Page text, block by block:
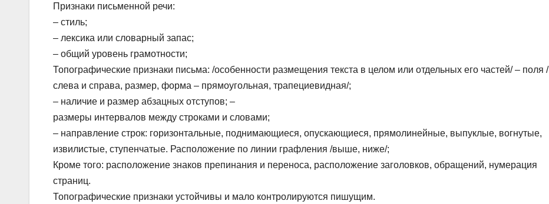
Признаки письменной речи:
– стиль;
– лексика или словарный запас;
– общий уровень грамотности;
Топографические признаки письма: /особенности размещения текста в целом или отдельных его частей/ – поля /
слева и справа, размер, форма – прямоугольная, трапециевидная/;
– наличие и размер абзацных отступов; –
размеры интервалов между строками и словами;
– направление строк: горизонтальные, поднимающиеся, опускающиеся, прямолинейные, выпуклые, вогнутые,
извилистые, ступенчатые. Расположение по линии графления /выше, ниже/;
Кроме того: расположение знаков препинания и переноса, расположение заголовков, обращений, нумерация
страниц.
Топографические признаки устойчивы и мало контролируются пишущим.